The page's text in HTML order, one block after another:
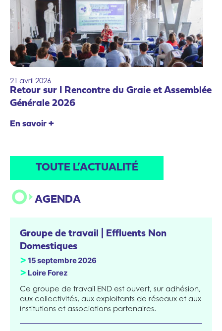
21 avril 2026
Retour sur I Rencontre du Graie et Assemblée
Générale 2026
En savoir +
TOUTE L’ACTUALITÉ
AGENDA
Groupe de travail | Effluents Non
Domestiques
> 15septembre2026
> Loire Forez
Ce groupe de travail END est ouvert, sur adhésion,
aux collectivités, aux exploitants de réseaux et aux
institutions et associations partenaires.